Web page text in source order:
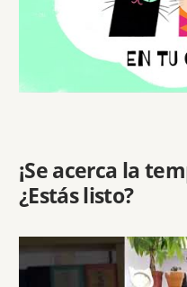
¡Se acerca la
¿Estás listo?